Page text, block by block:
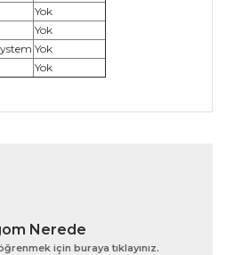
Yok
Yok
Yok
Yok
ürün açıklamalarında ve
eksik bilgiler bulunuyor.
Nerede
için buraya tıklayınız.